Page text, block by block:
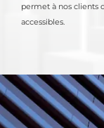
permet à nos clients
accessibles.